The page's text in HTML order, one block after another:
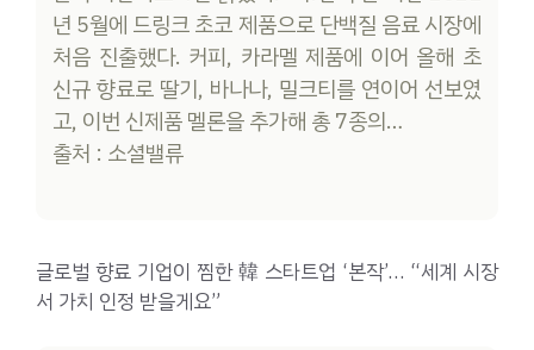
년 5월에 드링크 초코 제품으로 단백질 음료 시장에
처음 진출했다. 커피, 카라멜 제품에 이어 올해 초
신규 향료로 딸기, 바나나, 밀크티를 연이어 선보였
고, 이번 신제품 멜론을 추가해 총 7종의…
출처 : 소셜밸류
글로벌 향료 기업이 찜한 韓 스타트업 ‘본작’… “세계 시장
서 가치 인정 받을게요”